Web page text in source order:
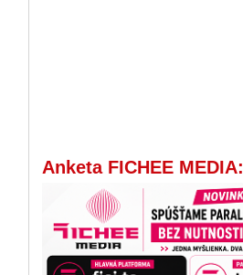
Anketa FICHEE MEDIA: